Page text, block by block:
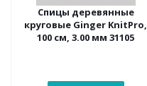
Спицы деревянные
круговые Ginger KnitPro,
100 см, 3.00 мм 31105